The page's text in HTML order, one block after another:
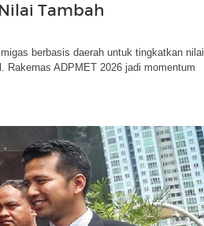
Tambah
berbasis daerah untuk tingkatkan nilai
Rakernas ADPMET 2026 jadi momentum